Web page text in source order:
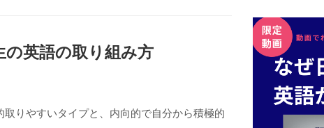
英語の取り組み方
りやすいタイプと、内向的で自分から積極的